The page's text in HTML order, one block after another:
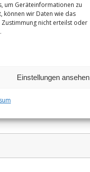
um Geräteinformationen zu
können wir Daten wie das
nicht erteilst oder
Einstellungen ansehen